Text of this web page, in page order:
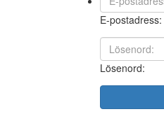
E-postadress:
Lösenord: